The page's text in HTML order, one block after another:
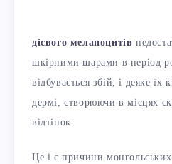
дієвого меланоцитів
шкірними шарами в період
відбувається збій, і деяке їх
дермі, створюючи в місцях
відтінок.
Це і є причини